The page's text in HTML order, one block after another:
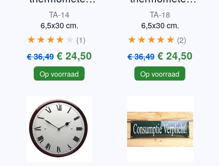
Mini
TA-14
6,5x30 cm.
1
€ 36,49 € 24,50
Op voorraad
Triumph TR3
TA-18
6,5x30 cm.
2
€ 36,49 € 24,50
Op voorraad